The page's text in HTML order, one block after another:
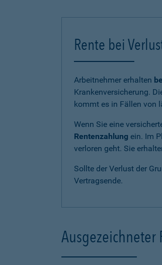
Rente bei
Arbeitnehmer erhalten
Krankenversicherung.
kommt es in Fällen von
Wenn Sie eine
Rentenzahlung ein. Im
verloren geht. Sie
Sollte der Verlust der
Vertragsende.
Ausgezeichneter